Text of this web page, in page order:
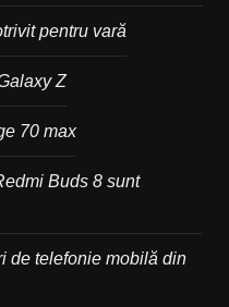
pentru vară
Z
70 max
Buds 8 sunt
de telefonie mobilă din